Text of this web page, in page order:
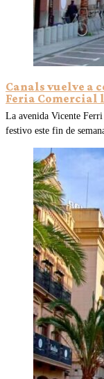
Canals vuelve a
Feria Comercial
La avenida Vicente
festivo este fin de